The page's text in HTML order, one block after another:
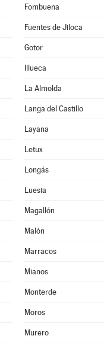
Fombuena
Fuentes de Jiloca
Gotor
Illueca
La Almolda
Langa del Castillo
Layana
Letux
Longás
Luesia
Magallón
Malón
Marracos
Mianos
Monterde
Moros
Murero